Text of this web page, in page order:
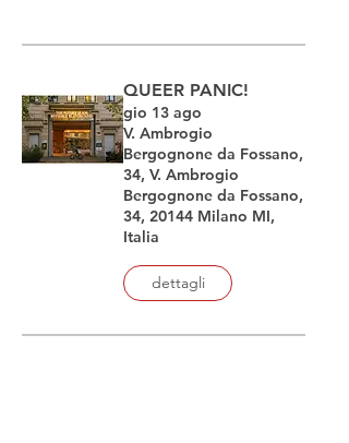
QUEER PANIC!
gio 13 ago
V. Ambrogio
Bergognone da Fossano,
34, V. Ambrogio
Bergognone da Fossano,
34, 20144 Milano MI,
Italia
dettagli